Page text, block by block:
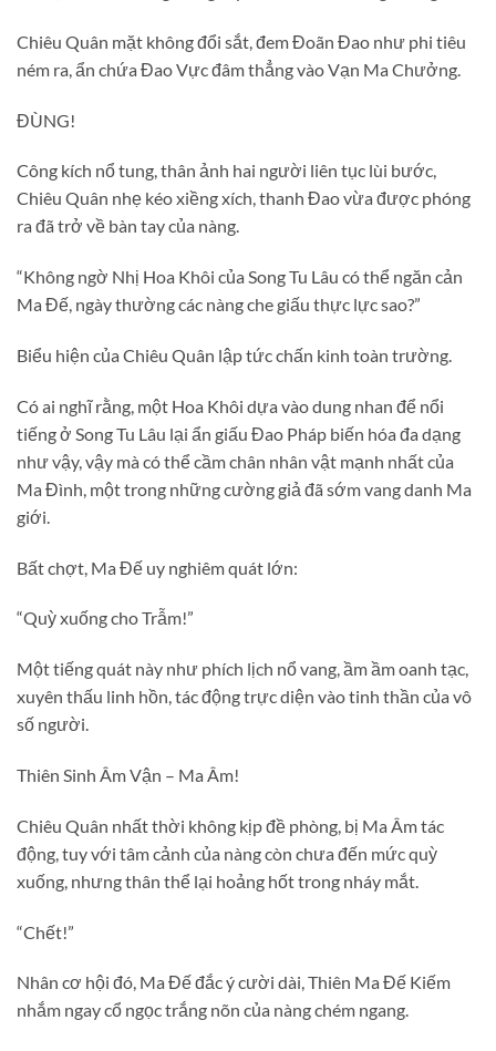
Chiêu Quân mặt không đổi sắt, đem Đoãn Đao như phi tiêu
ném ra, ẩn chứa Đao Vực đâm thẳng vào Vạn Ma Chưởng.
ĐÙNG!
Công kích nổ tung, thân ảnh hai người liên tục lùi bước,
Chiêu Quân nhẹ kéo xiềng xích, thanh Đao vừa được phóng
ra đã trở về bàn tay của nàng.
“Không ngờ Nhị Hoa Khôi của Song Tu Lâu có thể ngăn cản
Ma Đế, ngày thường các nàng che giấu thực lực sao?”
Biểu hiện của Chiêu Quân lập tức chấn kinh toàn trường.
Có ai nghĩ rằng, một Hoa Khôi dựa vào dung nhan để nổi
tiếng ở Song Tu Lâu lại ẩn giấu Đao Pháp biến hóa đa dạng
như vậy, vậy mà có thể cầm chân nhân vật mạnh nhất của
Ma Đình, một trong những cường giả đã sớm vang danh Ma
giới.
Bất chợt, Ma Đế uy nghiêm quát lớn:
“Quỳ xuống cho Trẫm!”
Một tiếng quát này như phích lịch nổ vang, ầm ầm oanh tạc,
xuyên thấu linh hồn, tác động trực diện vào tinh thần của vô
số người.
Thiên Sinh Âm Vận – Ma Âm!
Chiêu Quân nhất thời không kịp đề phòng, bị Ma Âm tác
động, tuy với tâm cảnh của nàng còn chưa đến mức quỳ
xuống, nhưng thân thể lại hoảng hốt trong nháy mắt.
“Chết!”
Nhân cơ hội đó, Ma Đế đắc ý cười dài, Thiên Ma Đế Kiếm
nhắm ngay cổ ngọc trắng nõn của nàng chém ngang.